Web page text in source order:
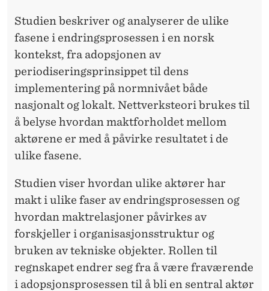
Studien beskriver og analyserer de ulike
fasene i endringsprosessen i en norsk
kontekst, fra adopsjonen av
periodiseringsprinsippet til dens
implementering på normnivået både
nasjonalt og lokalt. Nettverksteori brukes til
å belyse hvordan maktforholdet mellom
aktørene er med å påvirke resultatet i de
ulike fasene.
Studien viser hvordan ulike aktører har
makt i ulike faser av endringsprosessen og
hvordan maktrelasjoner påvirkes av
forskjeller i organisasjonsstruktur og
bruken av tekniske objekter. Rollen til
regnskapet endrer seg fra å være fraværende
i adopsjonsprosessen til å bli en sentral aktør